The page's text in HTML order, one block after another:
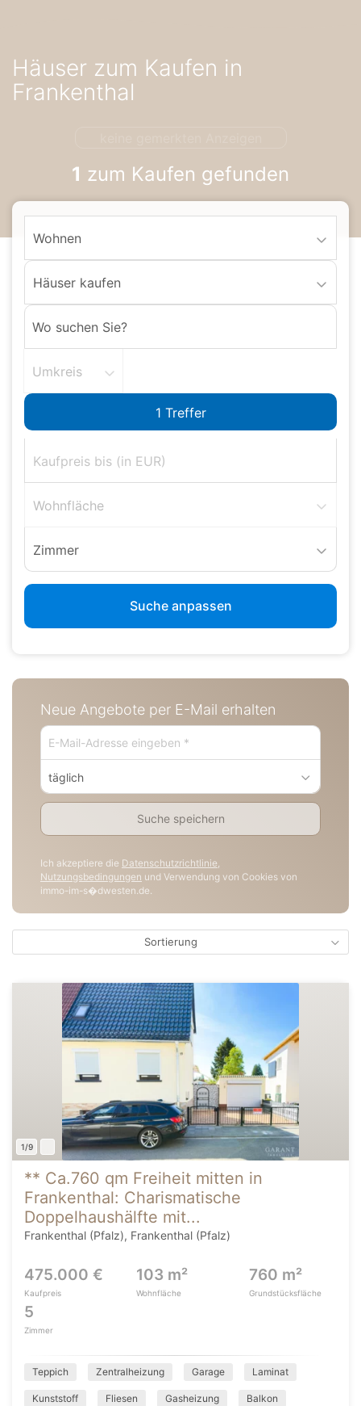
zur
Navigation
zum
Häuser zum Kaufen in
Frankenthal
1 zum Kaufen gefunden
Wohnen
Häuser kaufen
Umkreis
Wohnfläche
Zimmer
Suche anpassen
Neue Angebote per E-Mail erhalten
täglich
Suche speichern
Ich akzeptiere die Datenschutzrichtlinie,
Nutzungsbedingungen und Verwendung von Cookies von
immo-im-s�dwesten.de.
Sortierung
1/9
** Ca.760 qm Freiheit mitten in
Frankenthal: Charismatische
Doppelhaushälfte mit...
Frankenthal (Pfalz), Frankenthal (Pfalz)
475.000 €
Kaufpreis
103 m²
Wohnfläche
760 m²
Grundstücksfläche
5
Zimmer
Teppich Zentralheizung Garage Laminat
Kunststoff Fliesen Gasheizung Balkon